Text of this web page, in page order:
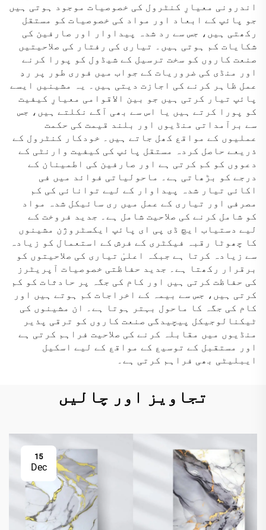
اندرونی معیارِ کنٹرول کی خصوصیات موجود ہوتی ہیں
جو پائپ کے ابعاد اور مواد کی خصوصیات کو مستقل
رکھتی ہیں، جس سے رد شدہ پیداوار اور صارفین کی
شکایات کم ہوتی ہیں۔ تیاری کی رفتار کی صلاحیتیں
صنعت کاروں کو سخت ترسیل کے شیڈول کو پورا کرنے
اور منڈی کی ضروریات کے جواب میں فوری طور پر ردِ
عمل ظاہر کرنے کی اجازت دیتی ہیں۔ یہ مشینیں ایسے
پائپ تیار کرتی ہیں جو بین الاقوامی معیارِ کیفیت
کو پورا کرتے ہیں یا اس سے بھی آگے نکلتے ہیں، جس
سے برآمداتی منڈیوں اور بلند قیمت کی حکمت
عملیوں کے مواقع کھل جاتے ہیں۔ خودکار کنٹرول کے
ذریعے حاصل کردہ مستقل پائپ کی کیفیت وارنٹی کے
دعووں کو کم کرتی ہے اور صارفین کی اطمینان کے
درجے کو بڑھاتی ہے۔ ماحولیاتی فوائد میں فی
اکائی تیار شدہ پیداوار کے لیے توانائی کی کم
مصرفی اور تیاری کے عمل میں ری سائیکل شدہ مواد
کو شامل کرنے کی صلاحیت شامل ہے۔ جدید فروخت کے
لیے دستیاب ایچ ڈی پی ای پائپ ایکسٹروژن مشینوں
کا چھوٹا رقبہ فیکٹری کے فرش کے استعمال کو زیادہ
سے زیادہ کرتا ہے جبکہ اعلیٰ تیاری کی صلاحیتوں کو
برقرار رکھتا ہے۔ جدید حفاظتی خصوصیات آپریٹرز
کی حفاظت کرتی ہیں اور کام کی جگہ پر حادثات کو کم
کرتی ہیں، جس سے بیمہ کے اخراجات کم ہوتے ہیں اور
کام کی جگہ کا ماحول بہتر ہوتا ہے۔ ان مشینوں کی
ٹیکنالوجیکل پیچیدگی صنعت کاروں کو ترقی پذیر
منڈیوں میں مقابلہ کرنے کی صلاحیت فراہم کرتی ہے
اور مستقبل کے توسیع کے مواقع کے لیے اسکیل
ایبلیٹی بھی فراہم کرتی ہے۔
تجاویز اور چالیں
15
Dec